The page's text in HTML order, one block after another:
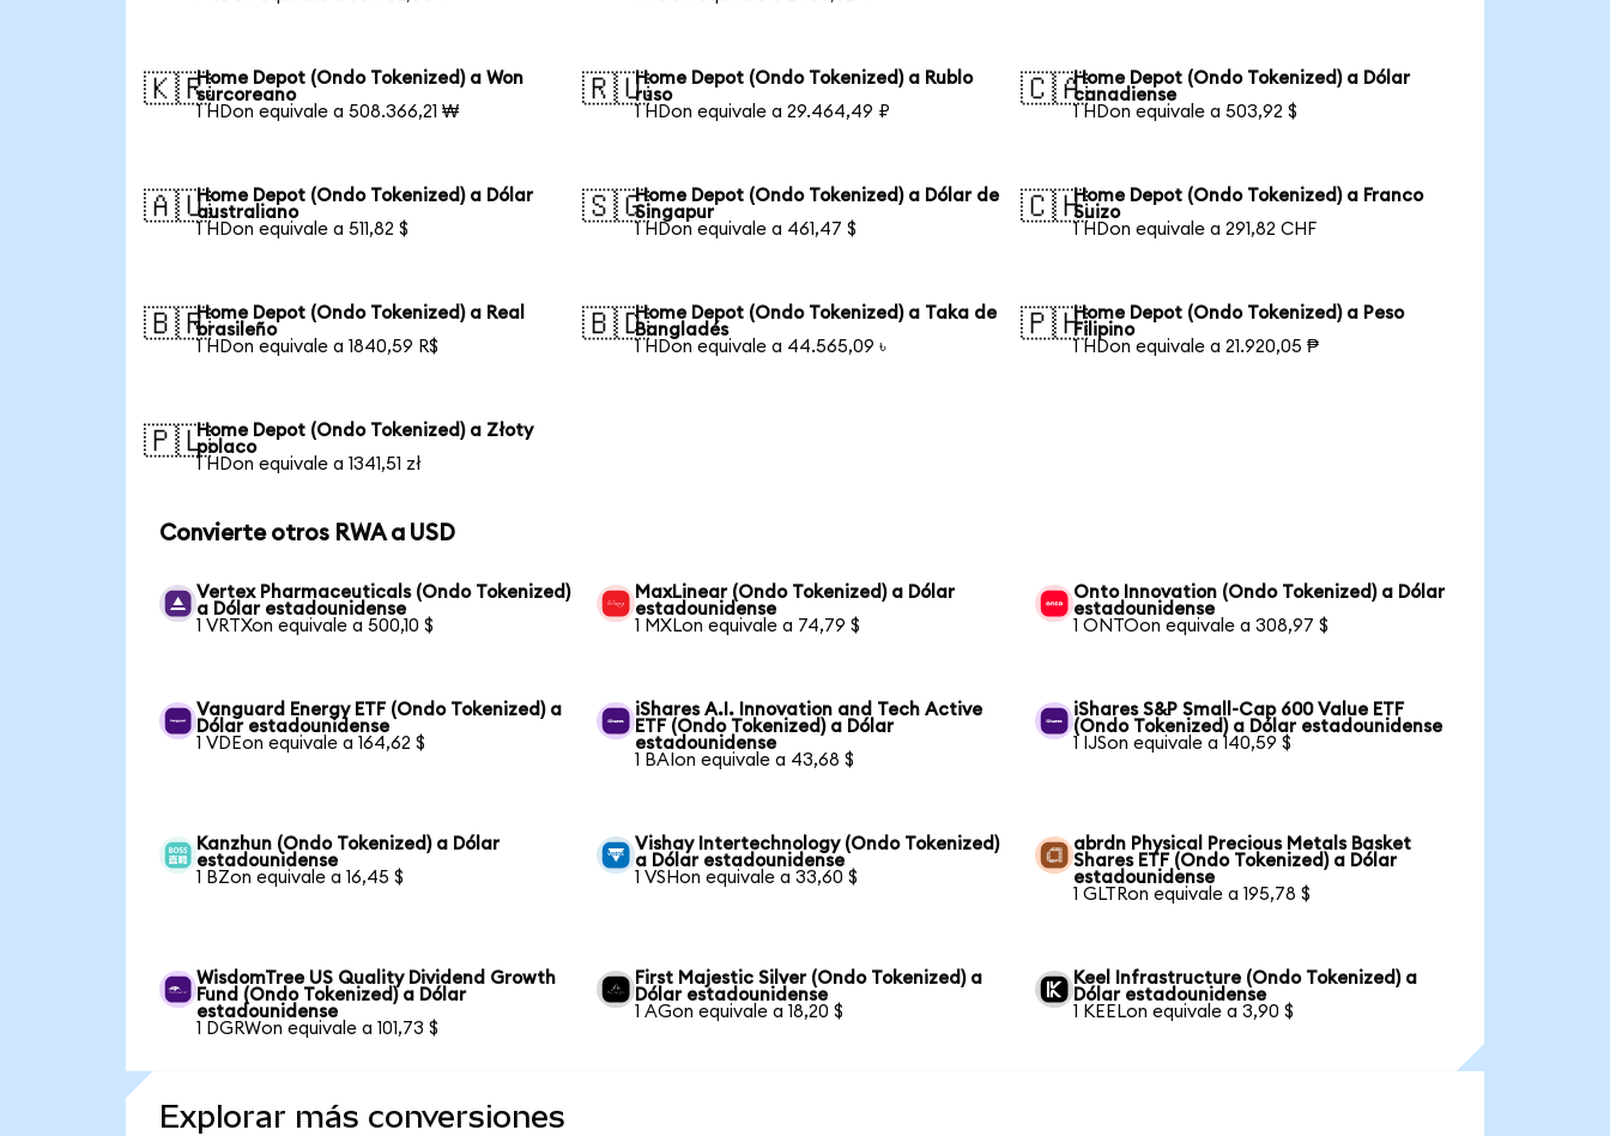
🇰🇷Home Depot (Ondo Tokenized) a Won
surcoreano
1 HDon equivale a 508.366,21 ₩
🇷🇺Home Depot (Ondo Tokenized) a Rublo
ruso
1 HDon equivale a 29.464,49 ₽
🇨🇦Home Depot (Ondo Tokenized) a Dólar
canadiense
1 HDon equivale a 503,92 $
🇦🇺Home Depot (Ondo Tokenized) a Dólar
australiano
1 HDon equivale a 511,82 $
🇸🇬Home Depot (Ondo Tokenized) a Dólar de
Singapur
1 HDon equivale a 461,47 $
🇨🇭Home Depot (Ondo Tokenized) a Franco
Suizo
1 HDon equivale a 291,82 CHF
🇧🇷Home Depot (Ondo Tokenized) a Real
brasileño
1 HDon equivale a 1840,59 R$
🇧🇩Home Depot (Ondo Tokenized) a Taka de
Bangladés
1 HDon equivale a 44.565,09 ৳
🇵🇭Home Depot (Ondo Tokenized) a Peso
Filipino
1 HDon equivale a 21.920,05 ₱
🇵🇱Home Depot (Ondo Tokenized) a Złoty
polaco
1 HDon equivale a 1341,51 zł
Convierte otros RWA a USD
Vertex Pharmaceuticals (Ondo Tokenized)
a Dólar estadounidense
1 VRTXon equivale a 500,10 $
MaxLinear (Ondo Tokenized) a Dólar
estadounidense
1 MXLon equivale a 74,79 $
Onto Innovation (Ondo Tokenized) a Dólar
estadounidense
1 ONTOon equivale a 308,97 $
Vanguard Energy ETF (Ondo Tokenized) a
Dólar estadounidense
1 VDEon equivale a 164,62 $
iShares A.I. Innovation and Tech Active
ETF (Ondo Tokenized) a Dólar
estadounidense
1 BAIon equivale a 43,68 $
iShares S&P Small-Cap 600 Value ETF
(Ondo Tokenized) a Dólar estadounidense
1 IJSon equivale a 140,59 $
Kanzhun (Ondo Tokenized) a Dólar
estadounidense
1 BZon equivale a 16,45 $
Vishay Intertechnology (Ondo Tokenized)
a Dólar estadounidense
1 VSHon equivale a 33,60 $
abrdn Physical Precious Metals Basket
Shares ETF (Ondo Tokenized) a Dólar
estadounidense
1 GLTRon equivale a 195,78 $
WisdomTree US Quality Dividend Growth
Fund (Ondo Tokenized) a Dólar
estadounidense
1 DGRWon equivale a 101,73 $
First Majestic Silver (Ondo Tokenized) a
Dólar estadounidense
1 AGon equivale a 18,20 $
Keel Infrastructure (Ondo Tokenized) a
Dólar estadounidense
1 KEELon equivale a 3,90 $
Explorar más conversiones